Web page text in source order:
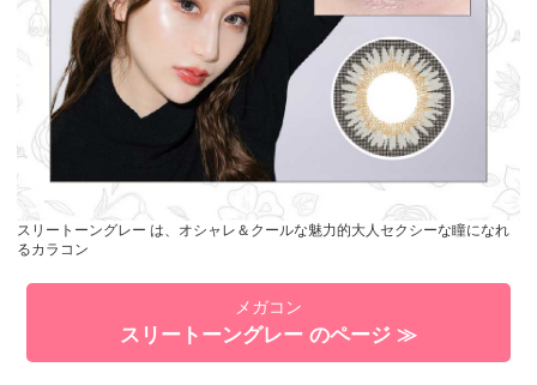
スリートーングレー は、オシャレ＆クールな魅力的大人セクシーな瞳になれ
るカラコン
メガコン
スリートーングレー のページ ≫